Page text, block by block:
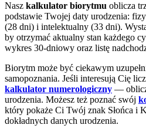
Nasz kalkulator biorytmu oblicza
podstawie Twojej daty urodzenia:
(28 dni) i intelektualny (33 dni).
by otrzymać aktualny stan każdego
wykres 30-dniowy oraz listę
Biorytm może być ciekawym
samopoznania. Jeśli interesują Cię
kalkulator numerologiczny —
urodzenia. Możesz też poznać swój
który pokaże Ci Twój znak Słońca i
dokładnych danych urodzenia.